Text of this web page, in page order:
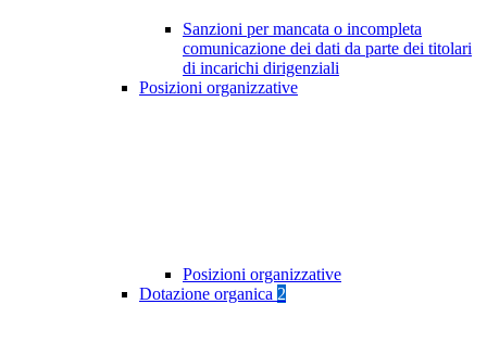
Sanzioni per mancata o incompleta
comunicazione dei dati da parte dei titolari
di incarichi dirigenziali
Posizioni organizzative
Posizioni organizzative
Dotazione organica 2